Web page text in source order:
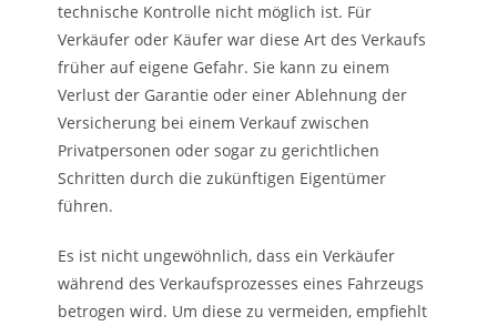
technische Kontrolle nicht möglich ist. Für
Verkäufer oder Käufer war diese Art des Verkaufs
früher auf eigene Gefahr. Sie kann zu einem
Verlust der Garantie oder einer Ablehnung der
Versicherung bei einem Verkauf zwischen
Privatpersonen oder sogar zu gerichtlichen
Schritten durch die zukünftigen Eigentümer
führen.
Es ist nicht ungewöhnlich, dass ein Verkäufer
während des Verkaufsprozesses eines Fahrzeugs
betrogen wird. Um diese zu vermeiden, empfiehlt